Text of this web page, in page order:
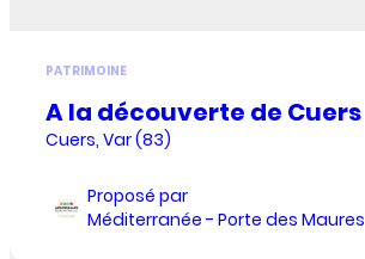
PATRIMOINE
A la découverte de Cuers
Cuers, Var (83)
Proposé par
Méditerranée - Porte des Maures